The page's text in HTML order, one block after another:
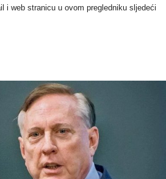
i web stranicu u ovom pregledniku sljedeći